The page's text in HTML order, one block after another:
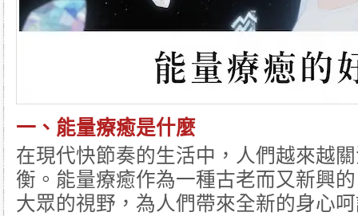
一、 能量療癒是什麼
在現代快節奏的生活中，人們越來越
衡。能量療癒作為一種古老而又新興
大眾的視野，為人們帶來全新的身心